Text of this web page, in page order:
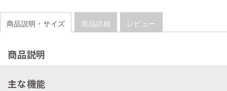
商品説明・サイズ 商品詳細 レビュー
商品説明
主な機能